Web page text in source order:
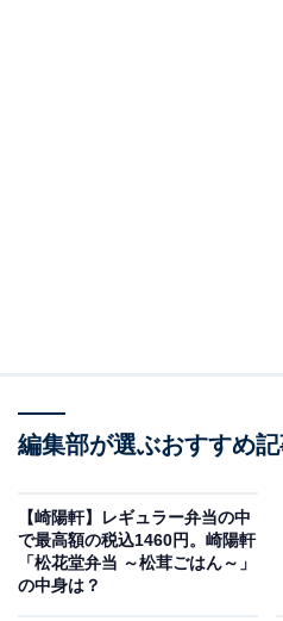
左から、パウラーナー「オクトーバー
「オクトーバーフェストビア」、シュ
フブロイ「オクトーバーフェストビア」
編集部が選ぶおすすめ
【崎陽軒】レギュラー弁当の中
で最高額の税込1460円。崎陽軒
「松花堂弁当 ～松茸ごはん～」
の中身は？